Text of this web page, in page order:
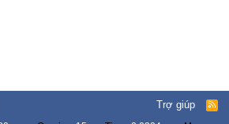
Trợ giúp
R